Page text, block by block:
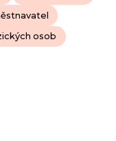
osob